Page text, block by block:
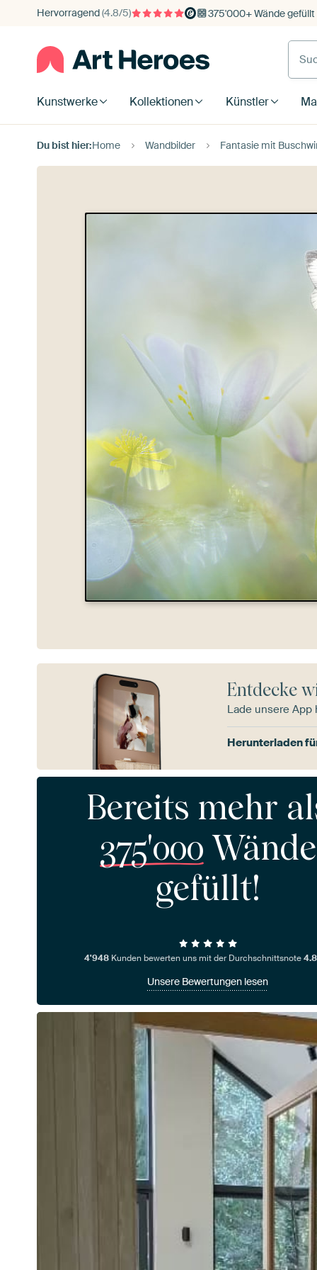
Hervorragend(4.8/5) 375'000+ Wände gefüllt
Kunstwerke Kollektionen Künstler
Du bist hier:Home Wandbilder Fantasie mit
Entdecke
Lade unsere
Herunterladen
Bereits mehr
375'000 Wände
gefüllt!
4'948 Kunden bewerten uns mit der Durchschnittsnote
Unsere Bewertungen lesen